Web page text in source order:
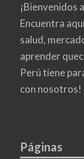
¡Bienvenidos
Encuentra
salud,
aprender
Perú tiene
con nosotros!
Páginas